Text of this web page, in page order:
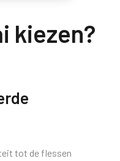
kiezen?
tot de flessen